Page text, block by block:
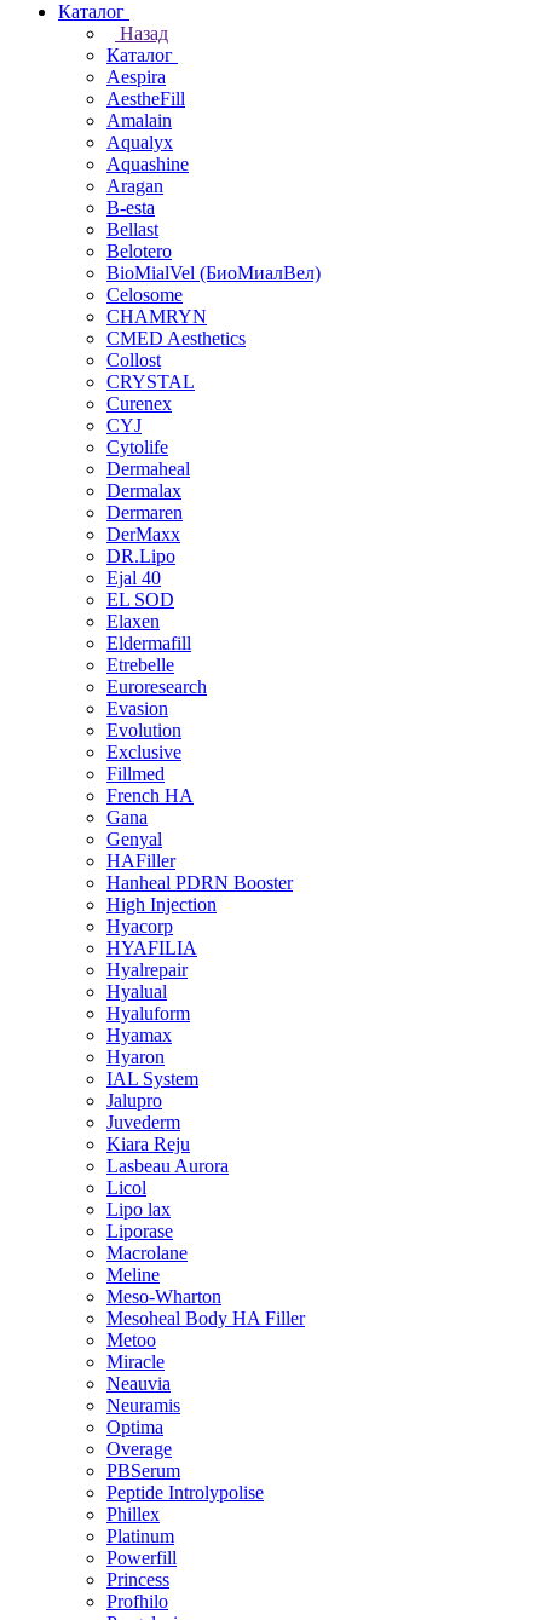
Каталог
Назад
Каталог
Aespira
AestheFill
Amalain
Aqualyx
Aquashine
Aragan
B-esta
Bellast
Belotero
BioMialVel (БиоМиалВел)
Celosome
CHAMRYN
CMED Aesthetics
Collost
CRYSTAL
Curenex
CYJ
Cytolife
Dermaheal
Dermalax
Dermaren
DerMaxx
DR.Lipo
Ejal 40
EL SOD
Elaxen
Eldermafill
Etrebelle
Euroresearch
Evasion
Evolution
Exclusive
Fillmed
French HA
Gana
Genyal
HAFiller
Hanheal PDRN Booster
High Injection
Hyacorp
HYAFILIA
Hyalrepair
Hyalual
Hyaluform
Hyamax
Hyaron
IAL System
Jalupro
Juvederm
Kiara Reju
Lasbeau Aurora
Licol
Lipo lax
Liporase
Macrolane
Meline
Meso-Wharton
Mesoheal Body HA Filler
Metoo
Miracle
Neauvia
Neuramis
Optima
Overage
PBSerum
Peptide Introlypolise
Phillex
Platinum
Powerfill
Princess
Profhilo